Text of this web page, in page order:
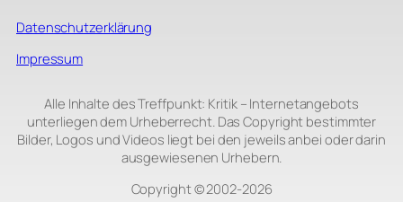
Datenschutzerklärung
Impressum
Alle Inhalte des Treffpunkt: Kritik – Internetangebots
unterliegen dem Urheberrecht. Das Copyright bestimmter
Bilder, Logos und Videos liegt bei den jeweils anbei oder darin
ausgewiesenen Urhebern.
Copyright © 2002‑2026